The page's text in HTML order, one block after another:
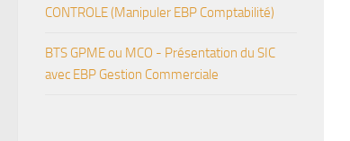
CONTROLE (Manipuler EBP Comptabilité)
BTS GPME ou MCO - Présentation du SIC
avec EBP Gestion Commerciale